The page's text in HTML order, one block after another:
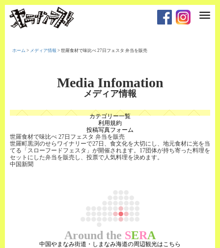
T
o
n
ホーム > メディア情報 > 世羅食材で味比べ 27日フェスタ 弁当を販売
Media Infomation
メディア情報
カテゴリー一覧
利用規約
投稿写真フォーム
世羅食材で味比べ 27日フェスタ 弁当を販売
世羅町黒渕のせらワイナリーで27日、食文化を大切にし、地元食材に光を当
てる「スローフードフェスタ」が開催されます。17団体が持ち寄った料理を
セットにした弁当を販売し、投票で人気料理を決めます。
中国新聞
Around the SERA
中国やまなみ街道・しまなみ海道の周辺観光はこちら